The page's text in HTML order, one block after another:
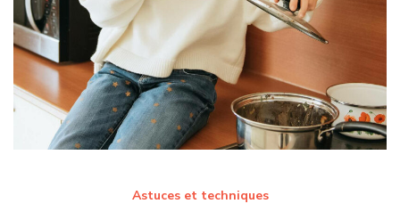
Astuces et techniques